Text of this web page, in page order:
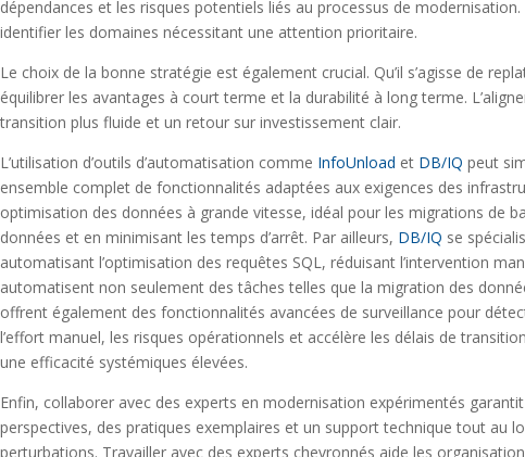
dépendances et les risques potentiels liés au processus de
identifier les domaines nécessitant une attention prioritaire.
Le choix de la bonne stratégie est également crucial. Qu’il s’agisse de
équilibrer les avantages à court terme et la durabilité à long terme.
transition plus fluide et un retour sur investissement clair.
L’utilisation d’outils d’automatisation comme InfoUnload et DB/IQ peut
ensemble complet de fonctionnalités adaptées aux exigences des
optimisation des données à grande vitesse, idéal pour les migrations de
données et en minimisant les temps d’arrêt. Par ailleurs, DB/IQ se
automatisant l’optimisation des requêtes SQL, réduisant l’intervention
automatisent non seulement des tâches telles que la migration des
offrent également des fonctionnalités avancées de surveillance pour
l’effort manuel, les risques opérationnels et accélère les délais de
une efficacité systémiques élevées.
Enfin, collaborer avec des experts en modernisation expérimentés
perspectives, des pratiques exemplaires et un support technique tout au
perturbations. Travailler avec des experts chevronnés aide les